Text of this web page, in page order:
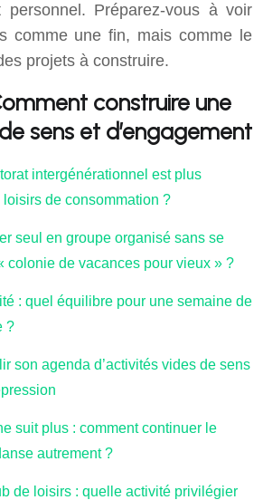
personnel. Préparez-vous à voir
comme une fin, mais comme le
projets à construire.
construire une
sens et d’engagement
intergénérationnel est plus
de consommation ?
seul en groupe organisé sans se
colonie de vacances pour vieux » ?
: quel équilibre pour une semaine de
?
son agenda d’activités vides de sens
suit plus : comment continuer le
autrement ?
de loisirs : quelle activité privilégier